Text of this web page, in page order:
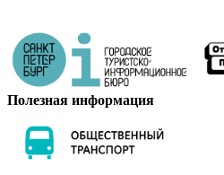
Полезная информация